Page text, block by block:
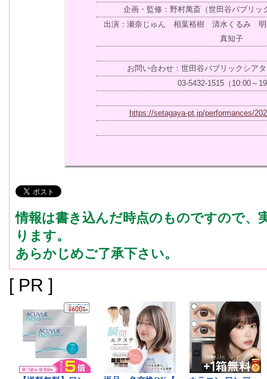
企画・監修：野村萬斎（世田谷パブリッ
出演：瀬奈じゅん 相葉裕樹 清水くるみ
真知子
お問い合わせ：世田谷パブリックシア
03-5432-1515（10:00～
https://setagaya-pt.jp/performances/
情報は書き込んだ時点のものですので、
ります。
あらかじめご了承下さい。
[ PR ]